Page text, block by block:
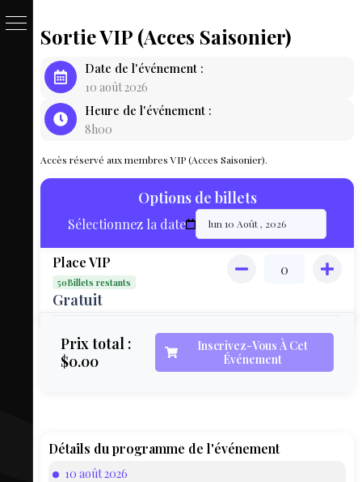
PASSE
BILLET
LIVE
MAP
MON
COMPTE
Sortie VIP (Acces Saisonier)
Date de l'événement :
10 août 2026
Heure de l'événement :
8h00
Accès réservé aux membres VIP (Acces Saisonier).
Options de billets
Sélectionnez la date
Place VIP
50Billets restants
Gratuit
Prix total :
$0.00
Inscrivez-Vous À Cet
Événement
Détails du programme de l'événement
10 août 2026